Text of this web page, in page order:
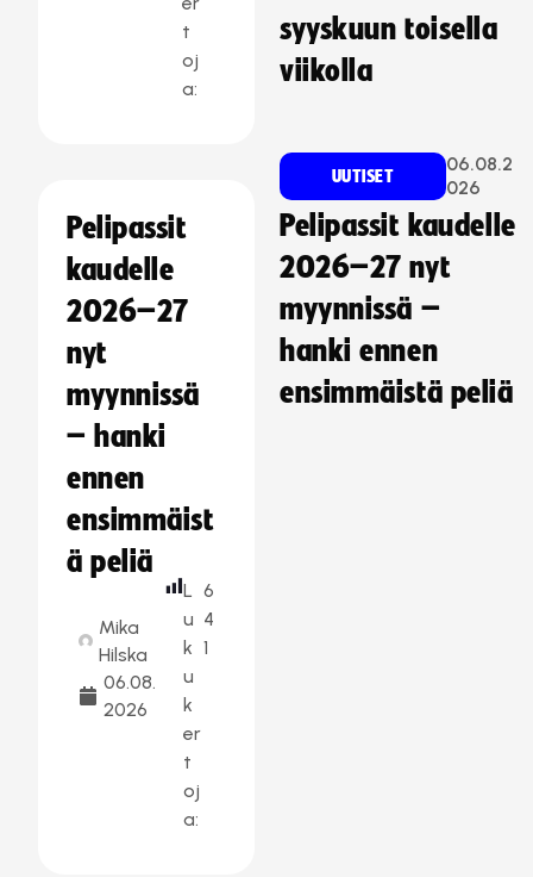
t
oj
a:
Pelipassit
kaudelle
2026–27
nyt
myynnissä
– hanki
ennen
ensimmäist
ä peliä
Mika
Hilska
06.08.
2026
L
u
k
u
k
er
t
oj
a:
6
4
1
syyskuun toisella
viikolla
UUTISET
06.08.2
026
Pelipassit kaudelle
2026–27 nyt
myynnissä –
hanki ennen
ensimmäistä peliä